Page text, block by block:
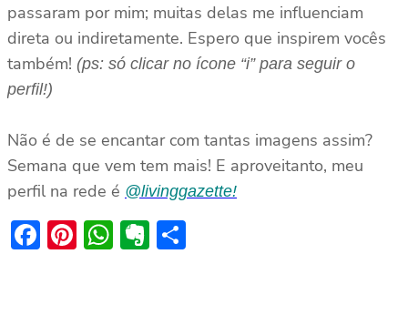
passaram por mim; muitas delas me influenciam
direta ou indiretamente. Espero que inspirem vocês
também! (ps: só clicar no ícone “i” para seguir o
perfil!)
Não é de se encantar com tantas imagens assim?
Semana que vem tem mais! E aproveitanto, meu
perfil na rede é @livinggazette!
Facebook
Pinterest
WhatsApp
Evernote